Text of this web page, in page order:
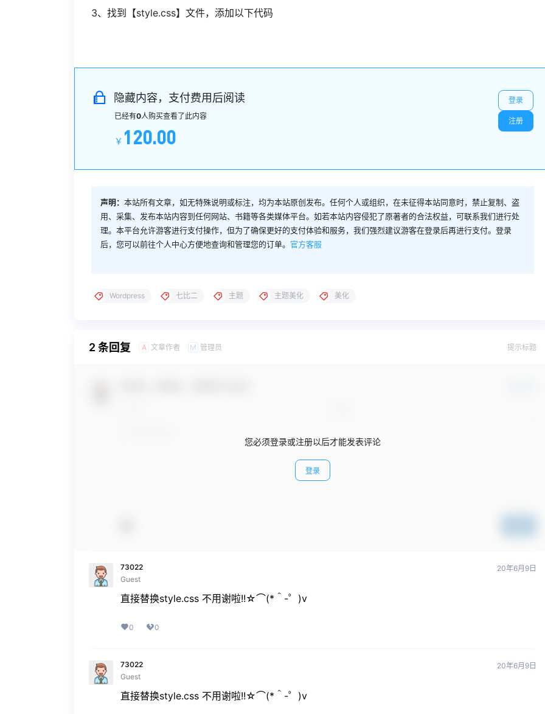
3、找到【style.css】文件，添加以下代码
隐藏内容，支付费用后阅读
已经有0人购买查看了此内容
￥ 120.00
登录
注册
声明： 本站所有文章，如无特殊说明或标注，均为本站原创发布。任何个人或组织，在未征得本站同意时，禁止复制、盗
用、采集、发布本站内容到任何网站、书籍等各类媒体平台。如若本站内容侵犯了原著者的合法权益，可联系我们进行处
理。本平台允许游客进行支付操作，但为了确保更好的支付体验和服务，我们强烈建议游客在登录后再进行支付。登录
后，您可以前往个人中心方便地查询和管理您的订单。 官方客服
Wordpress 七比二 主题 主题美化 美化
2 条回复 A 文章作者 M 管理员 提示标题
您必须登录或注册以后才能发表评论
登录
73022
Guest
20年6月9日
直接替换style.css 不用谢啦!!☆⌒(*＾-゜)v
0 0
73022
Guest
20年6月9日
直接替换style.css 不用谢啦!!☆⌒(*＾-゜)v